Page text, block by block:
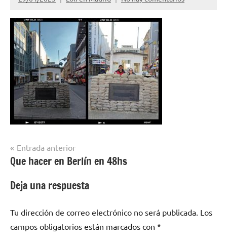
Navegación
de
entradas
Entrada anterior
Que hacer en Berlín en 48hs
Deja una respuesta
Tu dirección de correo electrónico no será publicada. Los
campos obligatorios están marcados con *